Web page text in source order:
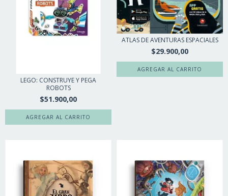
LEGO: CONSTRUYE Y PEGA
ROBOTS
$51.900,00
ATLAS DE AVENTURAS ESPACIALES
$29.900,00